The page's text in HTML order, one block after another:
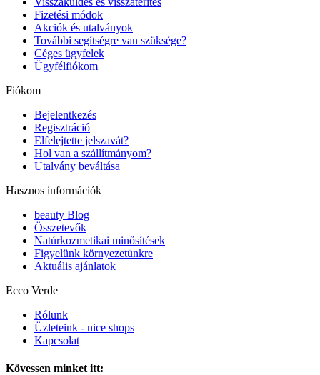
Fizetési módok
Akciók és utalványok
További segítségre van szüksége?
Céges ügyfelek
Ügyfélfiókom
Fiókom
Bejelentkezés
Regisztráció
Elfelejtette jelszavát?
Hol van a szállítmányom?
Utalvány beváltása
Hasznos információk
beauty Blog
Összetevők
Natúrkozmetikai minősítések
Figyelünk környezetünkre
Aktuális ajánlatok
Ecco Verde
Rólunk
Üzleteink - nice shops
Kapcsolat
Kövessen minket itt: